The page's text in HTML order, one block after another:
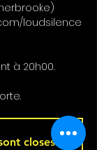
loudsilence
à 20h00.
closes